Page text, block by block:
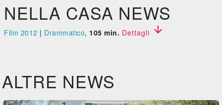
NELLA CASA NEWS
Film 2012 | Drammatico, 105 min. Dettagli 
ALTRE NEWS